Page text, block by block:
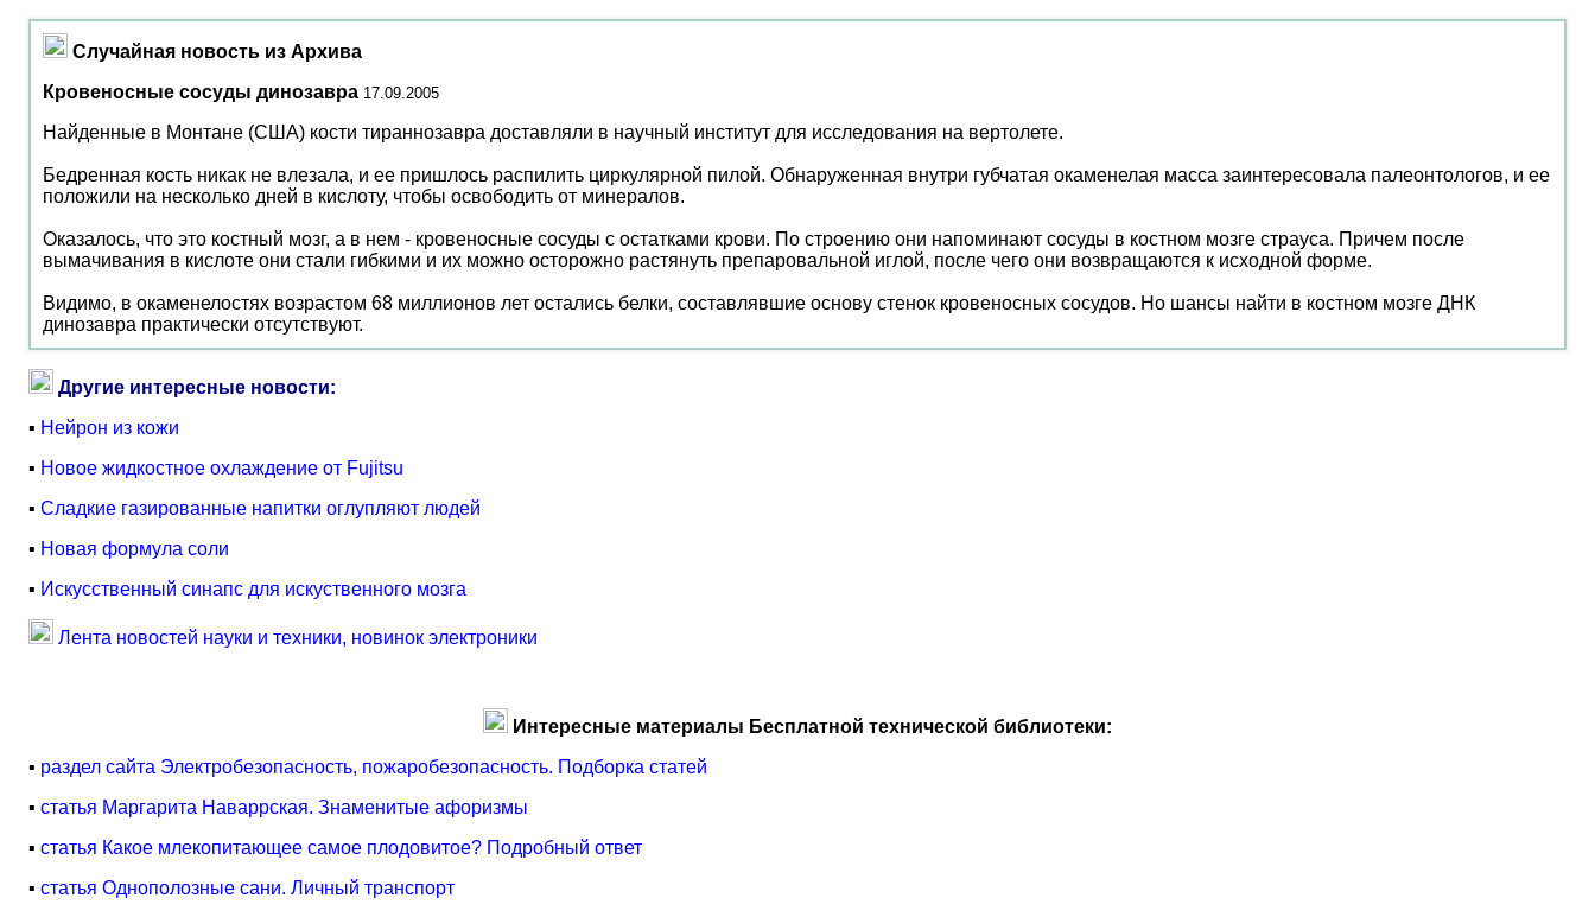
Случайная новость из Архива
Кровеносные сосуды динозавра 17.09.2005
Найденные в Монтане (США) кости тираннозавра доставляли в научный институт для исследования на вертолете.
Бедренная кость никак не влезала, и ее пришлось распилить циркулярной пилой. Обнаруженная внутри губчатая окаменелая масса заинтересовала палеонтологов, и ее
положили на несколько дней в кислоту, чтобы освободить от минералов.
Оказалось, что это костный мозг, а в нем - кровеносные сосуды с остатками крови. По строению они напоминают сосуды в костном мозге страуса. Причем после
вымачивания в кислоте они стали гибкими и их можно осторожно растянуть препаровальной иглой, после чего они возвращаются к исходной форме.
Видимо, в окаменелостях возрастом 68 миллионов лет остались белки, составлявшие основу стенок кровеносных сосудов. Но шансы найти в костном мозге ДНК
динозавра практически отсутствуют.
Другие интересные новости:
▪ Нейрон из кожи
▪ Новое жидкостное охлаждение от Fujitsu
▪ Сладкие газированные напитки оглупляют людей
▪ Новая формула соли
▪ Искусственный синапс для искуственного мозга
Лента новостей науки и техники, новинок электроники
Интересные материалы Бесплатной технической библиотеки:
▪ раздел сайта Электробезопасность, пожаробезопасность. Подборка статей
▪ статья Маргарита Наваррская. Знаменитые афоризмы
▪ статья Какое млекопитающее самое плодовитое? Подробный ответ
▪ статья Однополозные сани. Личный транспорт